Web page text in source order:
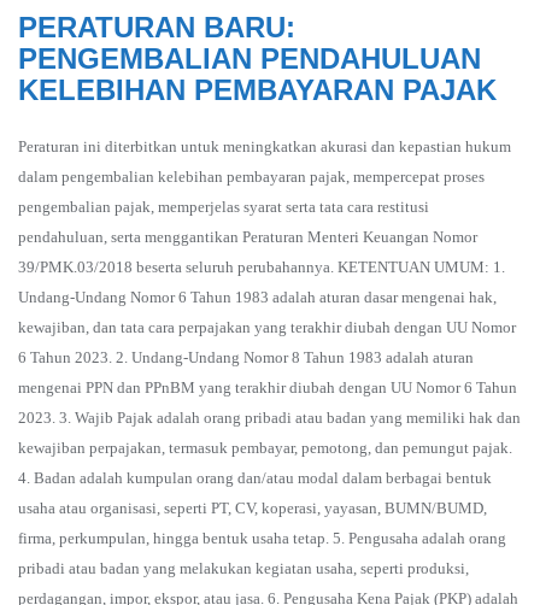
PERATURAN BARU:
PENGEMBALIAN PENDAHULUAN
KELEBIHAN PEMBAYARAN PAJAK
Peraturan ini diterbitkan untuk meningkatkan akurasi dan kepastian hukum
dalam pengembalian kelebihan pembayaran pajak, mempercepat proses
pengembalian pajak, memperjelas syarat serta tata cara restitusi
pendahuluan, serta menggantikan Peraturan Menteri Keuangan Nomor
39/PMK.03/2018 beserta seluruh perubahannya. KETENTUAN UMUM: 1.
Undang-Undang Nomor 6 Tahun 1983 adalah aturan dasar mengenai hak,
kewajiban, dan tata cara perpajakan yang terakhir diubah dengan UU Nomor
6 Tahun 2023. 2. Undang-Undang Nomor 8 Tahun 1983 adalah aturan
mengenai PPN dan PPnBM yang terakhir diubah dengan UU Nomor 6 Tahun
2023. 3. Wajib Pajak adalah orang pribadi atau badan yang memiliki hak dan
kewajiban perpajakan, termasuk pembayar, pemotong, dan pemungut pajak.
4. Badan adalah kumpulan orang dan/atau modal dalam berbagai bentuk
usaha atau organisasi, seperti PT, CV, koperasi, yayasan, BUMN/BUMD,
firma, perkumpulan, hingga bentuk usaha tetap. 5. Pengusaha adalah orang
pribadi atau badan yang melakukan kegiatan usaha, seperti produksi,
perdagangan, impor, ekspor, atau jasa. 6. Pengusaha Kena Pajak (PKP) adalah